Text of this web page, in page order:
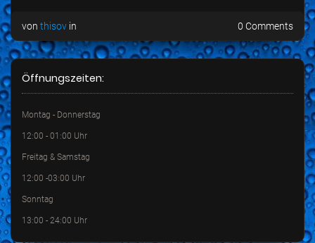
von thisov in 0 Comments
Öffnungszeiten:
Montag - Donnerstag
12:00 - 01:00 Uhr
Freitag & Samstag
12:00 -03:00 Uhr
Sonntag
13:00 - 24:00 Uhr